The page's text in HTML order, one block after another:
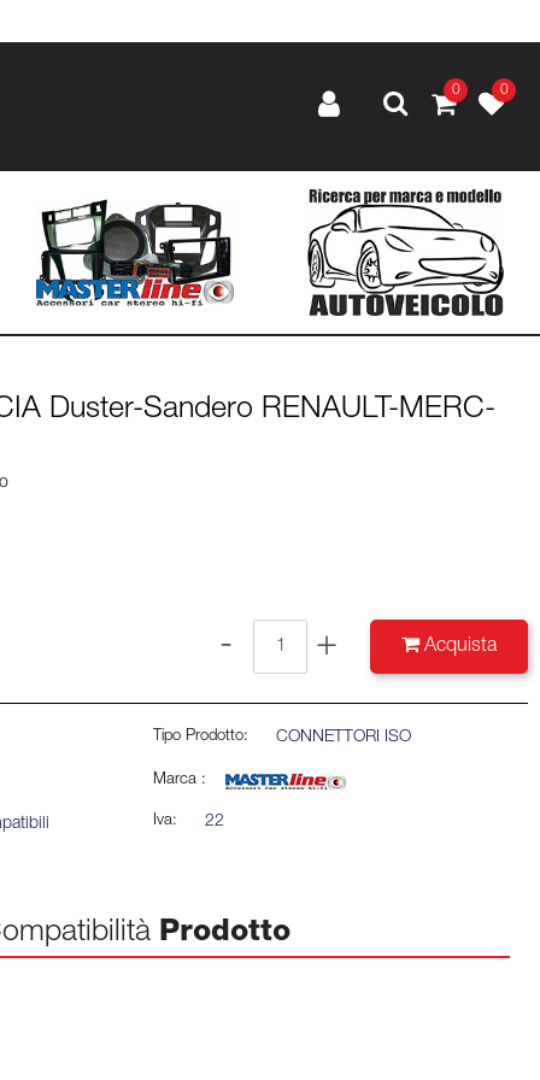
0 0
Duster-Sandero RENAULT-MERC-
Acquista
Tipo Prodotto: CONNETTORI ISO
Marca :
Iva: 22
Prodotto